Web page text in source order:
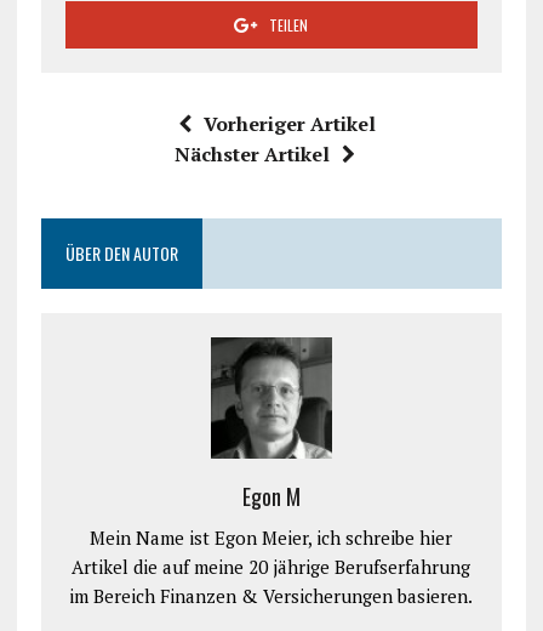
TEILEN
Vorheriger Artikel
Nächster Artikel
ÜBER DEN AUTOR
Egon M
Mein Name ist Egon Meier, ich schreibe hier
Artikel die auf meine 20 jährige Berufserfahrung
im Bereich Finanzen & Versicherungen basieren.